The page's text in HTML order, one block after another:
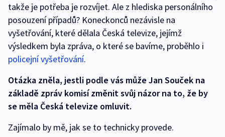
takže je potřeba je rozvíjet. Ale z hlediska personálního
posouzení případů? Koneckonců nezávisle na
vyšetřování, které dělala Česká televize, jejímž
výsledkem byla zpráva, o které se bavíme, proběhlo i
policejní vyšetřování.
Otázka zněla, jestli podle vás může Jan Souček na
základě zpráv komisí změnit svůj názor na to, že by
se měla Česká televize omluvit.
Zajímalo by mě, jak se to technicky provede.